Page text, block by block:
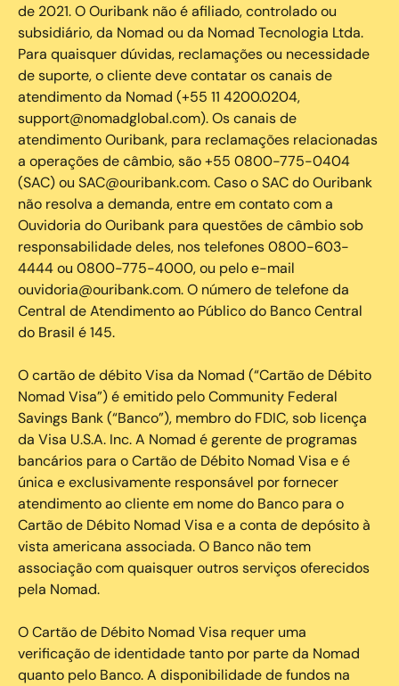
de 2021. O Ouribank não é afiliado, controlado ou
subsidiário, da Nomad ou da Nomad Tecnologia Ltda.
Para quaisquer dúvidas, reclamações ou necessidade
de suporte, o cliente deve contatar os canais de
atendimento da Nomad (+55 11 4200.0204,
support@nomadglobal.com). Os canais de
atendimento Ouribank, para reclamações relacionadas
a operações de câmbio, são +55 0800-775-0404
(SAC) ou SAC@ouribank.com. Caso o SAC do Ouribank
não resolva a demanda, entre em contato com a
Ouvidoria do Ouribank para questões de câmbio sob
responsabilidade deles, nos telefones 0800-603-
4444 ou 0800-775-4000, ou pelo e-mail
ouvidoria@ouribank.com. O número de telefone da
Central de Atendimento ao Público do Banco Central
do Brasil é 145.
O cartão de débito Visa da Nomad (“Cartão de Débito
Nomad Visa”) é emitido pelo Community Federal
Savings Bank (“Banco”), membro do FDIC, sob licença
da Visa U.S.A. Inc. A Nomad é gerente de programas
bancários para o Cartão de Débito Nomad Visa e é
única e exclusivamente responsável por fornecer
atendimento ao cliente em nome do Banco para o
Cartão de Débito Nomad Visa e a conta de depósito à
vista americana associada. O Banco não tem
associação com quaisquer outros serviços oferecidos
pela Nomad.
O Cartão de Débito Nomad Visa requer uma
verificação de identidade tanto por parte da Nomad
quanto pelo Banco. A disponibilidade de fundos na